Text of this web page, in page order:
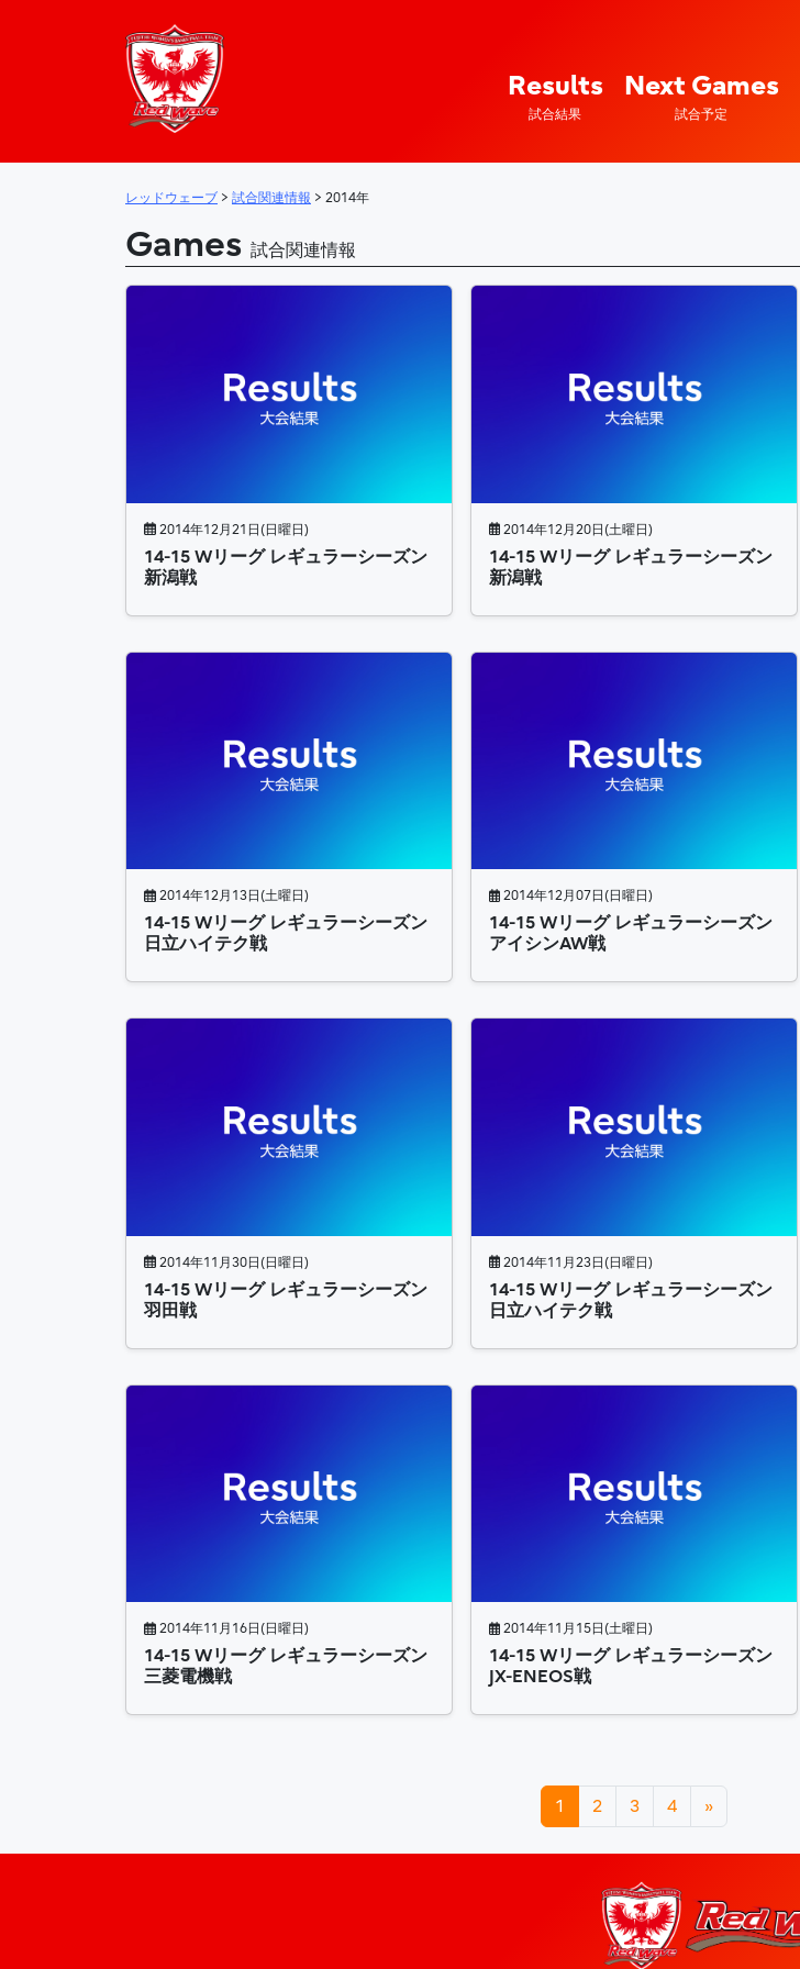
メインナビゲーション
Results
試合結果
Next Games
試合予定
レッドウェーブ > 試合関連情報 > 2014年
Games 試合関連情報
2014年12月21日(日曜日)
14-15 Wリーグ レギュラーシーズン
新潟戦
2014年12月20日(土曜日)
14-15 Wリーグ レギュラーシーズン
新潟戦
2014年12月13日(土曜日)
14-15 Wリーグ レギュラーシーズン
日立ハイテク戦
2014年12月07日(日曜日)
14-15 Wリーグ レギュラーシーズン
アイシンAW戦
2014年11月30日(日曜日)
14-15 Wリーグ レギュラーシーズン
羽田戦
2014年11月23日(日曜日)
14-15 Wリーグ レギュラーシーズン
日立ハイテク戦
2014年11月16日(日曜日)
14-15 Wリーグ レギュラーシーズン
三菱電機戦
2014年11月15日(土曜日)
14-15 Wリーグ レギュラーシーズン
JX-ENEOS戦
1 2 3 4 »